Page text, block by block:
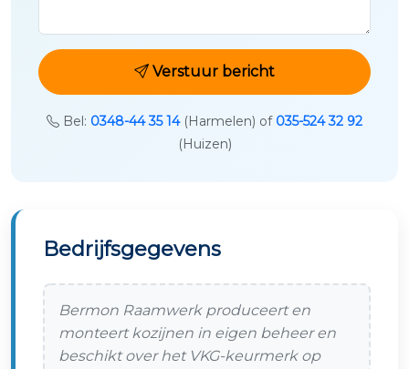
Verstuur bericht
Bel: 0348-44 35 14(Harmelen) of 035-524 32 92
(Huizen)
Bedrijfsgegevens
Bermon Raamwerk produceert en
monteert kozijnen in eigen beheer en
beschikt over het VKG-keurmerk op